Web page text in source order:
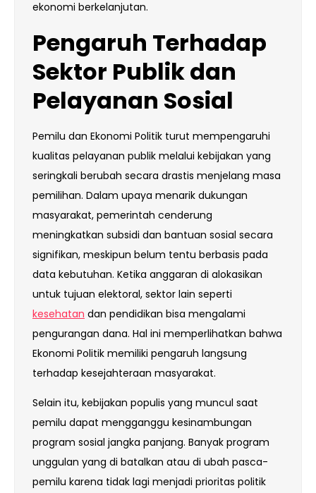
ekonomi berkelanjutan.
Pengaruh Terhadap
Sektor Publik dan
Pelayanan Sosial
Pemilu dan Ekonomi Politik turut mempengaruhi
kualitas pelayanan publik melalui kebijakan yang
seringkali berubah secara drastis menjelang masa
pemilihan. Dalam upaya menarik dukungan
masyarakat, pemerintah cenderung
meningkatkan subsidi dan bantuan sosial secara
signifikan, meskipun belum tentu berbasis pada
data kebutuhan. Ketika anggaran di alokasikan
untuk tujuan elektoral, sektor lain seperti
kesehatan dan pendidikan bisa mengalami
pengurangan dana. Hal ini memperlihatkan bahwa
Ekonomi Politik memiliki pengaruh langsung
terhadap kesejahteraan masyarakat.
Selain itu, kebijakan populis yang muncul saat
pemilu dapat mengganggu kesinambungan
program sosial jangka panjang. Banyak program
unggulan yang di batalkan atau di ubah pasca-
pemilu karena tidak lagi menjadi prioritas politik